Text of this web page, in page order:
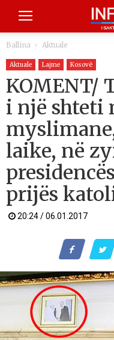
Ballina Aktuale
Aktuale Lajme Kosovë
KOMENT/
i një shteti
laike, në
prijës
20:24 / 06.01.2017